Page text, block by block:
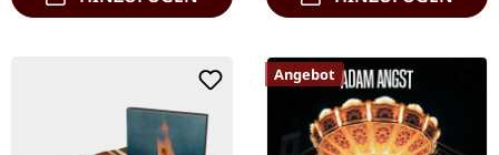
Angebot